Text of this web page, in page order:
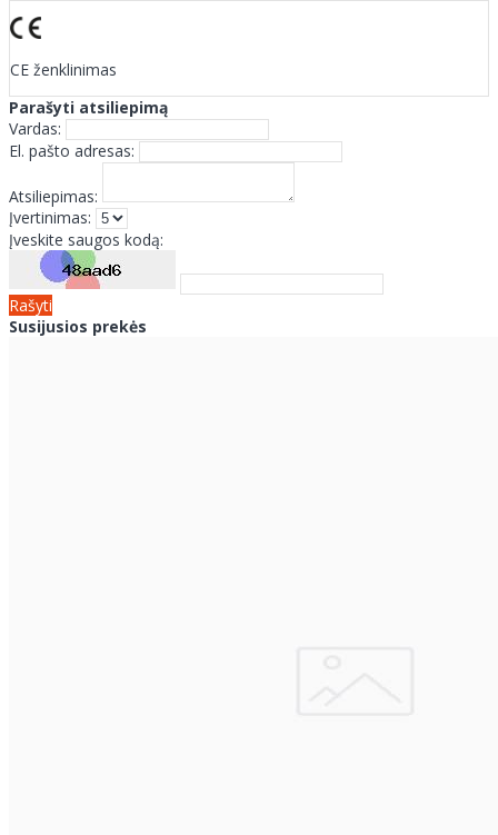
CE ženklinimas
Parašyti atsiliepimą
Vardas:
El. pašto adresas:
Atsiliepimas:
Įvertinimas:
Įveskite saugos kodą:
Rašyti
Susijusios prekės